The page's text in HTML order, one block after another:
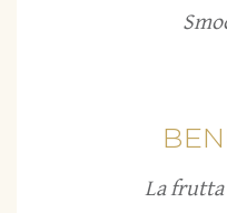
La frutta